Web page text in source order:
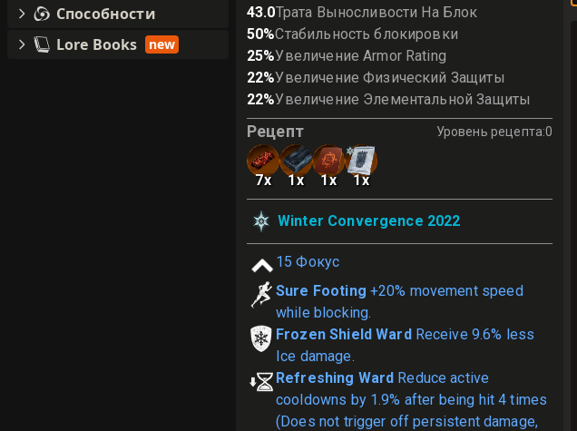
43.0Трата Выносливости На Блок
50%Стабильность блокировки
25%Увеличение Armor Rating
22%Увеличение Физический Защиты
22%Увеличение Элементальной Защиты
Рецепт Уровень рецепта:0
7x 1x 1x 1x
Winter Convergence 2022
15 Фокус
Sure Footing +20% movement speed
while blocking.
Frozen Shield Ward Receive 9.6% less
Ice damage.
Refreshing Ward Reduce active
cooldowns by 1.9% after being hit 4 times
(Does not trigger off persistent damage,
Способности
Lore Books
new